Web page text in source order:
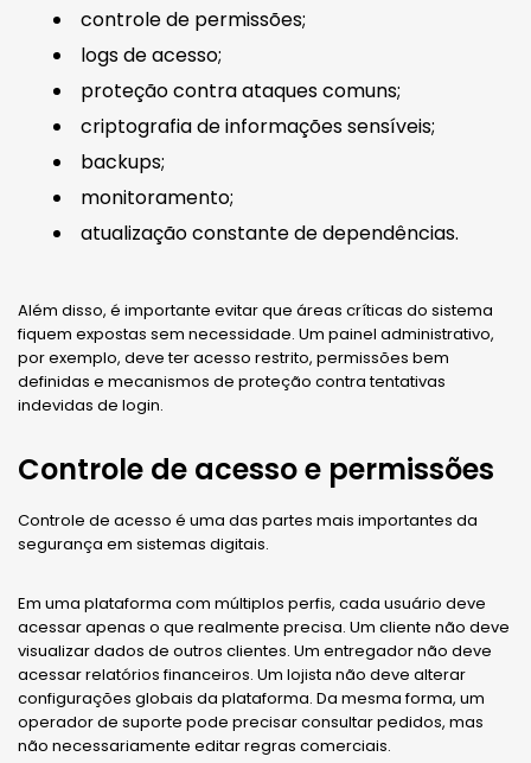
controle de permissões;
logs de acesso;
proteção contra ataques comuns;
criptografia de informações sensíveis;
backups;
monitoramento;
atualização constante de dependências.
Além disso, é importante evitar que áreas críticas do sistema
fiquem expostas sem necessidade. Um painel administrativo,
por exemplo, deve ter acesso restrito, permissões bem
definidas e mecanismos de proteção contra tentativas
indevidas de login.
Controle de acesso e permissões
Controle de acesso é uma das partes mais importantes da
segurança em sistemas digitais.
Em uma plataforma com múltiplos perfis, cada usuário deve
acessar apenas o que realmente precisa. Um cliente não deve
visualizar dados de outros clientes. Um entregador não deve
acessar relatórios financeiros. Um lojista não deve alterar
configurações globais da plataforma. Da mesma forma, um
operador de suporte pode precisar consultar pedidos, mas
não necessariamente editar regras comerciais.